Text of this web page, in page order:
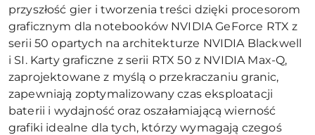
przyszłość gier i tworzenia treści dzięki procesorom
graficznym dla notebooków NVIDIA GeForce RTX z
serii 50 opartych na architekturze NVIDIA Blackwell
i SI. Karty graficzne z serii RTX 50 z NVIDIA Max-Q,
zaprojektowane z myślą o przekraczaniu granic,
zapewniają zoptymalizowany czas eksploatacji
baterii i wydajność oraz oszałamiającą wierność
grafiki idealne dla tych, którzy wymagają czegoś